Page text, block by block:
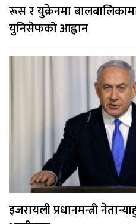
रूस र युक्रेनमा
युनिसेफको आह्वान
इजरायली प्रधानमन्त्री